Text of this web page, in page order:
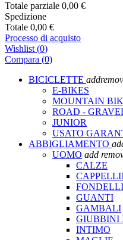
Totale parziale 0,00 €
Spedizione
Totale 0,00 €
Processo di acquisto
Wishlist (0)
Compara (0)
BICICLETTE add
E-BIKES
MOUNTAIN
ROAD -
JUNIOR
USATO
ABBIGLIAMENTO
UOMO add
CALZE
FONDELLI
GUANTI
GAMBALI
GIUBBINI
INTIMO